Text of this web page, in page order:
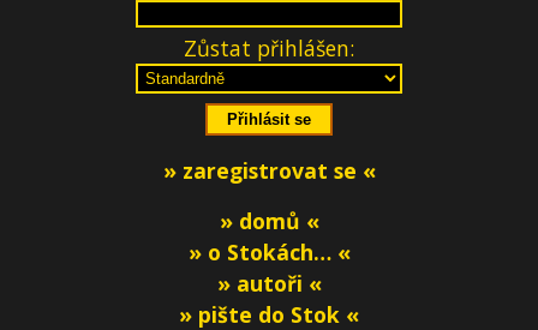
Zůstat přihlášen:
» zaregistrovat se «
» domů «
» o Stokách… «
» autoři «
» pište do Stok «